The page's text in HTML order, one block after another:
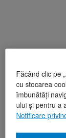
Făcând clic pe
cu stocarea
îmbunătăți
ului și pentru a
Notificare